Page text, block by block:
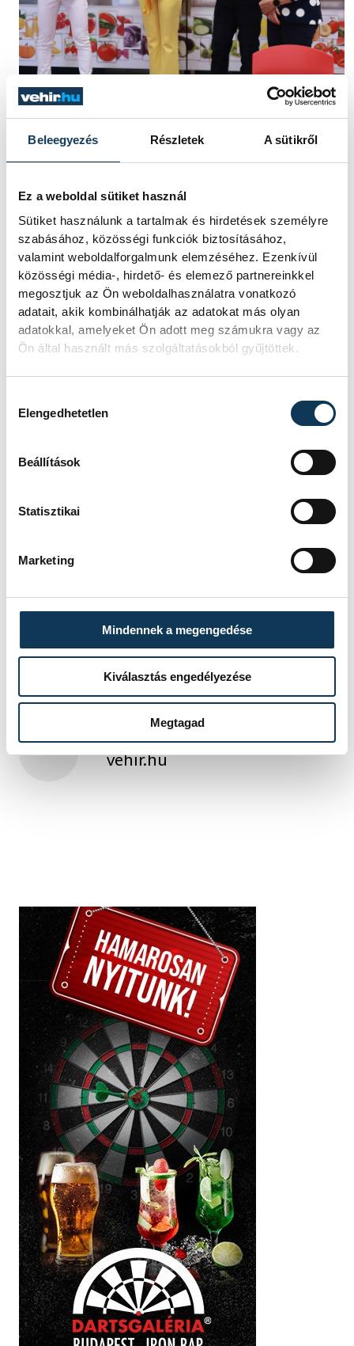
Beleegyezés Részletek A sütikről
Ez a weboldal sütiket használ
Sütiket használunk a tartalmak és hirdetések személyre
szabásához, közösségi funkciók biztosításához,
valamint weboldalforgalmunk elemzéséhez. Ezenkívül
közösségi média-, hirdető- és elemező partnereinkkel
megosztjuk az Ön weboldalhasználatra vonatkozó
adatait, akik kombinálhatják az adatokat más olyan
adatokkal, amelyeket Ön adott meg számukra vagy az
Ön által használt más szolgáltatásokból gyűjtöttek.
Elengedhetetlen
Beállítások
Statisztikai
Marketing
Mindennek a megengedése
Kiválasztás engedélyezése
Megtagad
Az alpolgármester hozzátette, ettől az
újítástól a közétkeztetés nem lesz drágább a
szülőknek.
Szauer István, az intézményfenntartó KLIK
veszprémi igazgatója, valamint Molnárné
Staub Ildikó, a Hriszto Botev Iskola
intézményvezetője elmondták, bizakodva
várják az új közétkeztetés bevezetését, amit
szerintük a gyerekek is ügyesen és jól
Az érintett iskolákban a Hungasttal közösen
alkalmasak legyenek az ilyen,
közélet
gyerekek
Hriszto Botev iskola
Hungast
közétkeztetés
ebéd
SZERZŐ
vehir.hu